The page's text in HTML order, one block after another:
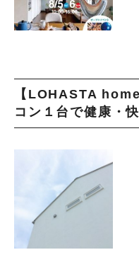
【LOHASTA
コン１台で健康・